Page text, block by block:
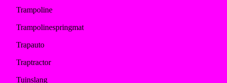
Trampoline
Trampolinespringmat
Trapauto
Traptractor
Tuinslang